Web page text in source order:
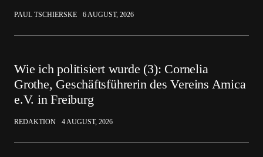
PAUL TSCHIERSKE 6 AUGUST, 2026
Wie ich politisiert wurde (3): Cornelia
Grothe, Geschäftsführerin des Vereins Amica
e.V. in Freiburg
REDAKTION 4 AUGUST, 2026